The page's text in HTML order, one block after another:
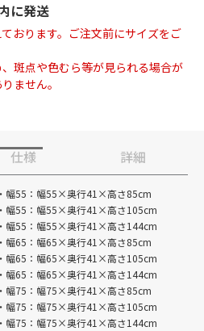
に発送
おります。ご注文前にサイズをご
斑点や色むら等が見られる場合が
ません。
仕様 詳細
幅55：幅55×奥行41×高さ85cm
幅55：幅55×奥行41×高さ105cm
幅55：幅55×奥行41×高さ144cm
幅65：幅65×奥行41×高さ85cm
幅65：幅65×奥行41×高さ105cm
幅65：幅65×奥行41×高さ144cm
幅75：幅75×奥行41×高さ85cm
幅75：幅75×奥行41×高さ105cm
幅75：幅75×奥行41×高さ144cm